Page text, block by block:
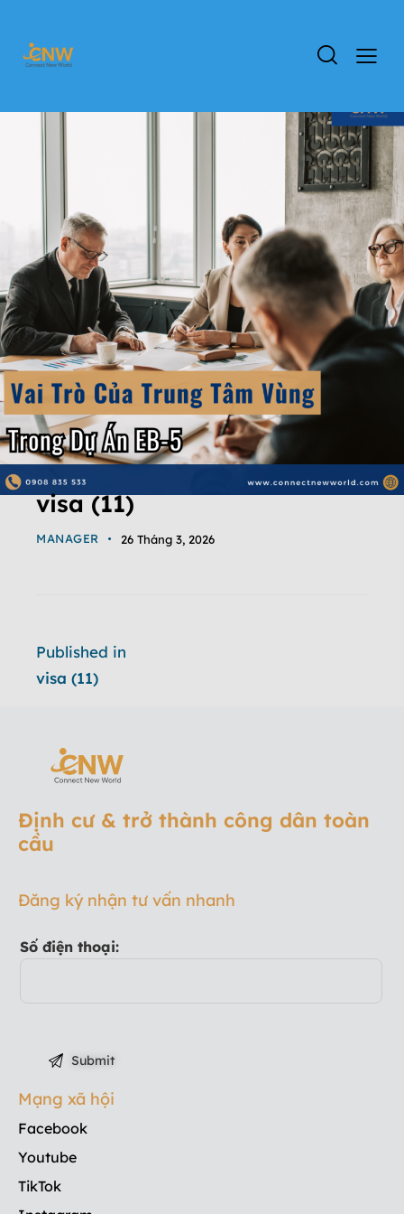
visa (11)
MANAGER 26 Tháng 3, 2026
Published in
visa (11)
Định cư & trở thành công dân toàn
cầu
Đăng ký nhận tư vấn nhanh
Số điện thoại:
Mạng xã hội
Facebook
Youtube
TikTok